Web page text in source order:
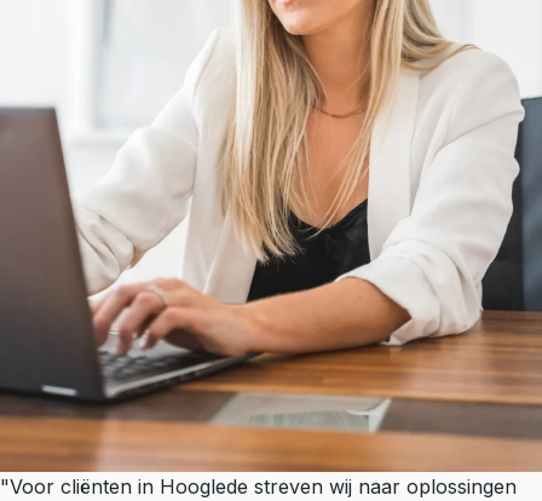
"Voor cliënten in Hooglede streven wij naar oplossingen